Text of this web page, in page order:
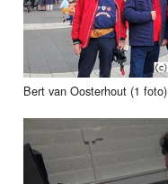
Bert van Oosterhout (1 foto)